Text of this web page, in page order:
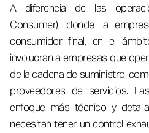
A diferencia de las
Consumer), donde la
consumidor final, en el
involucran a empresas que
de la cadena de suministro,
proveedores de servicios.
enfoque más técnico y
necesitan tener un control